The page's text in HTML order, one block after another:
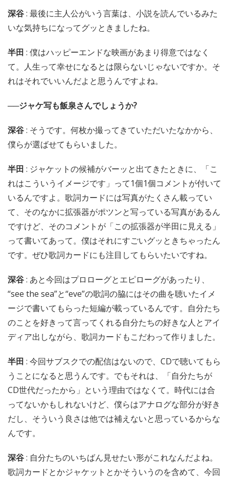
深谷: 最後に主人公がいう言葉は、小説を読んでいるみた
いな気持ちになってグッときましたね。
半田 : 僕はハッピーエンドな映画があまり得意ではなく
て。人生って幸せになるとは限らないじゃないですか。そ
れはそれでいいんだよと思うんですよね。
──ジャケ写も飯泉さんでしょうか?
深谷: そうです。何枚か撮ってきていただいたなかから、
僕らが選ばせてもらいました。
半田 : ジャケットの候補がバーッと出てきたときに、「こ
れはこういうイメージです」って1個1個コメントが付いて
いるんですよ。歌詞カードには写真がたくさん載ってい
て、そのなかに拡張器がポツンと写っている写真があるん
ですけど、そのコメントが「この拡張器が半田に見える」
って書いてあって。僕はそれにすごいグッときちゃったん
です。ぜひ歌詞カードにも注目してもらいたいですね。
深谷: あと今回はプロローグとエピローグがあったり、
“see the sea”と“eve”の歌詞の脇にはその曲を聴いたイメ
ージで書いてもらった短編が載っているんです。自分たち
のことを好きって言ってくれる自分たちの好きな人とアイ
ディア出しながら、歌詞カードもこだわって作りました。
半田 : 今回サブスクでの配信はないので、CDで聴いてもら
うことになると思うんです。でもそれは、「自分たちが
CD世代だったから」という理由ではなくて。時代には合
ってないかもしれないけど、僕らはアナログな部分が好き
だし、そういう良さは他では補えないと思っているからな
んです。
深谷: 自分たちのいちばん見せたい形がこれなんだよね。
歌詞カードとかジャケットとかそういうのを含めて、今回